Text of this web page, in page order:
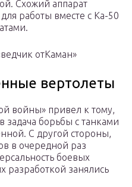
Схожий аппарат
работы вместе с Ка-50
отКаман»
вертолеты
войны» привел к тому,
задача борьбы с танками
С другой стороны,
в очередной раз
боевых
разработкой занялись